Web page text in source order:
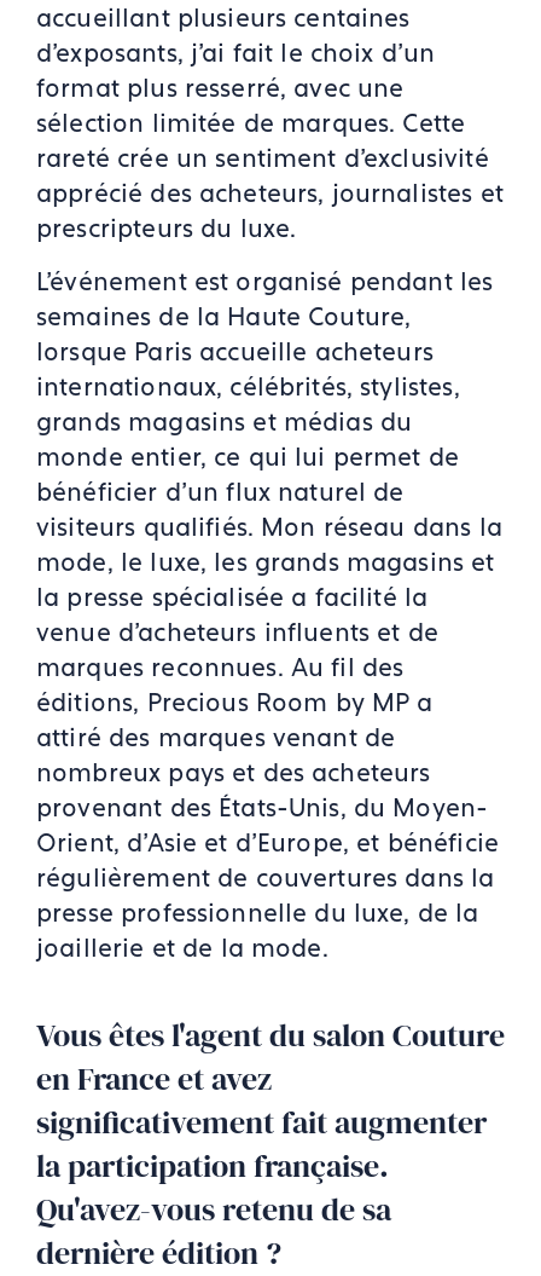
accueillant plusieurs centaines
d'exposants, j'ai fait le choix d'un
format plus resserré, avec une
sélection limitée de marques. Cette
rareté crée un sentiment d'exclusivité
apprécié des acheteurs, journalistes et
prescripteurs du luxe.
L'événement est organisé pendant les
semaines de la Haute Couture,
lorsque Paris accueille acheteurs
internationaux, célébrités, stylistes,
grands magasins et médias du
monde entier, ce qui lui permet de
bénéficier d'un flux naturel de
visiteurs qualifiés. Mon réseau dans la
mode, le luxe, les grands magasins et
la presse spécialisée a facilité la
venue d'acheteurs influents et de
marques reconnues. Au fil des
éditions, Precious Room by MP a
attiré des marques venant de
nombreux pays et des acheteurs
provenant des États-Unis, du Moyen-
Orient, d'Asie et d'Europe, et bénéficie
régulièrement de couvertures dans la
presse professionnelle du luxe, de la
joaillerie et de la mode.
Vous êtes l'agent du salon Couture
en France et avez
significativement fait augmenter
la participation française.
Qu'avez-vous retenu de sa
dernière édition ?